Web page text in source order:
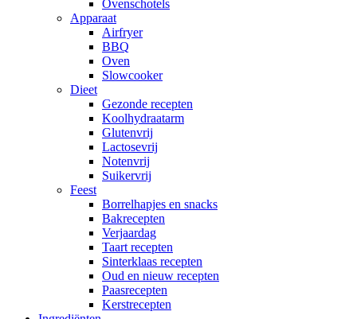
Ovenschotels
Apparaat
Airfryer
BBQ
Oven
Slowcooker
Dieet
Gezonde recepten
Koolhydraatarm
Glutenvrij
Lactosevrij
Notenvrij
Suikervrij
Feest
Borrelhapjes en snacks
Bakrecepten
Verjaardag
Taart recepten
Sinterklaas recepten
Oud en nieuw recepten
Paasrecepten
Kerstrecepten